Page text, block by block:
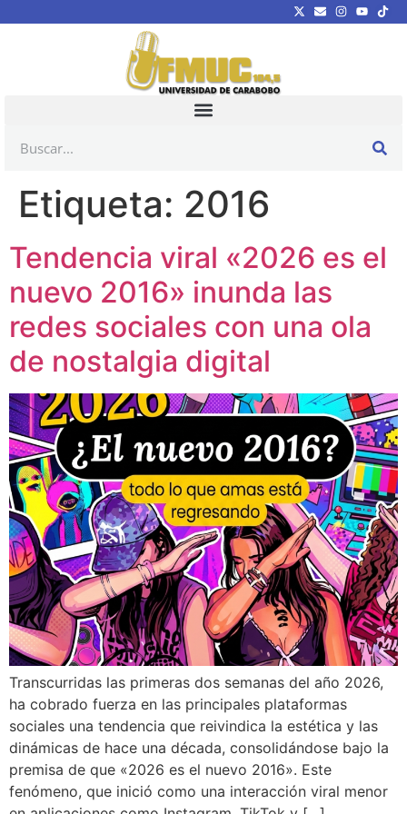
Etiqueta: 2016
Tendencia viral «2026 es el
nuevo 2016» inunda las
redes sociales con una ola
de nostalgia digital
Transcurridas las primeras dos semanas del año 2026,
ha cobrado fuerza en las principales plataformas
sociales una tendencia que reivindica la estética y las
dinámicas de hace una década, consolidándose bajo la
premisa de que «2026 es el nuevo 2016». Este
fenómeno, que inició como una interacción viral menor